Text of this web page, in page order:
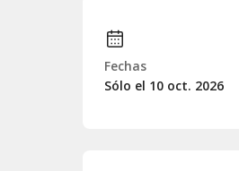
Fechas
Sólo el 10 oct. 2026